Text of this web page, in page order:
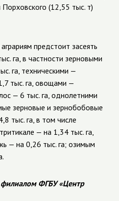
(12,55 тыс. т)
предстоит засеять
га, в частности зерновыми
га, техническими —
тыс. га, овощами —
— 6 тыс. га, однолетними
зерновые и зернобобовые
тыс. га, в том числе
— на 1,34 тыс. га,
— на 0,26 тыс. га; озимым
ФГБУ «Центр